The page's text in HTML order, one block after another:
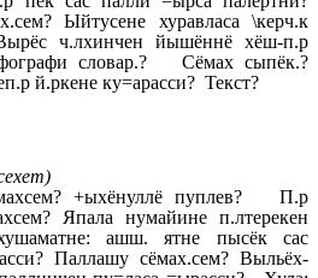
Ыйтусене хуравласа \керч.к
ч.лхинчен йышённё хёш-п.р
словар.? Сёмах сыпёк.?
й.ркене ку=арасси? Текст?
+ыхёнуллё пуплев? П.р
Япала нумайине п.лтерекен
ашш. ятне пысёк сас
Паллашу сёмах.сем? Выльёх-